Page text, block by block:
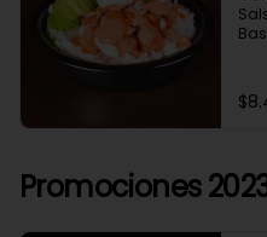
Promociones